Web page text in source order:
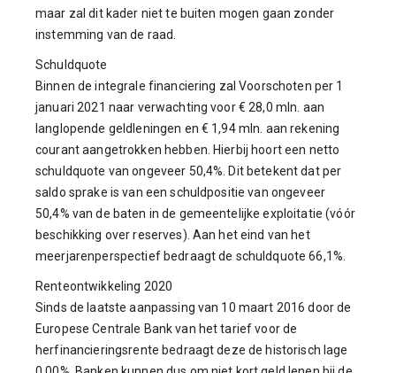
maar zal dit kader niet te buiten mogen gaan zonder
instemming van de raad.
Schuldquote
Binnen de integrale financiering zal Voorschoten per 1
januari 2021 naar verwachting voor € 28,0 mln. aan
langlopende geldleningen en € 1,94 mln. aan rekening
courant aangetrokken hebben. Hierbij hoort een netto
schuldquote van ongeveer 50,4%. Dit betekent dat per
saldo sprake is van een schuldpositie van ongeveer
50,4% van de baten in de gemeentelijke exploitatie (vóór
beschikking over reserves). Aan het eind van het
meerjarenperspectief bedraagt de schuldquote 66,1%.
Renteontwikkeling 2020
Sinds de laatste aanpassing van 10 maart 2016 door de
Europese Centrale Bank van het tarief voor de
herfinancieringsrente bedraagt deze de historisch lage